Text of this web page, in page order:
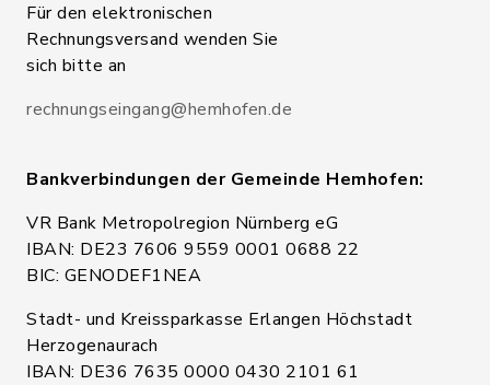
Für den elektronischen
Rechnungsversand wenden Sie
sich bitte an
rechnungseingang@hemhofen.de
Bankverbindungen der Gemeinde Hemhofen:
VR Bank Metropolregion Nürnberg eG
IBAN: DE23 7606 9559 0001 0688 22
BIC: GENODEF1NEA
Stadt- und Kreissparkasse Erlangen Höchstadt
Herzogenaurach
IBAN: DE36 7635 0000 0430 2101 61